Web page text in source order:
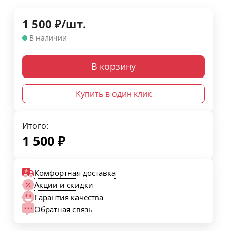
1 500 ₽/шт.
В наличии
В корзину
Купить в один клик
Итого:
1 500 ₽
Комфортная доставка
Акции и скидки
Гарантия качества
Обратная связь